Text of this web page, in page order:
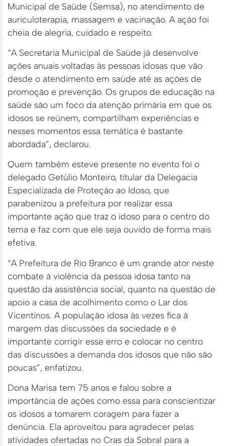
Municipal de Saúde (Semsa), no atendimento de
auriculoterapia, massagem e vacinação. A ação foi
cheia de alegria, cuidado e respeito.
“A Secretaria Municipal de Saúde já desenvolve
ações anuais voltadas às pessoas idosas que vão
desde o atendimento em saúde até as ações de
promoção e prevenção. Os grupos de educação na
saúde são um foco da atenção primária em que os
idosos se reúnem, compartilham experiências e
nesses momentos essa temática é bastante
abordada”, declarou.
Quem também esteve presente no evento foi o
delegado Getúlio Monteiro, titular da Delegacia
Especializada de Proteção ao Idoso, que
parabenizou a prefeitura por realizar essa
importante ação que traz o idoso para o centro do
tema e faz com que ele seja ouvido de forma mais
efetiva.
“A Prefeitura de Rio Branco é um grande ator neste
combate à violência da pessoa idosa tanto na
questão da assistência social, quanto na questão de
apoio a casa de acolhimento como o Lar dos
Vicentinos. A população idosa às vezes fica à
margem das discussões da sociedade e é
importante corrigir esse erro e colocar no centro
das discussões a demanda dos idosos que não são
poucas”, enfatizou.
Dona Marisa tem 75 anos e falou sobre a
importância de ações como essa para conscientizar
os idosos a tomarem coragem para fazer a
denúncia. Ela aproveitou para agradecer pelas
atividades ofertadas no Cras da Sobral para a